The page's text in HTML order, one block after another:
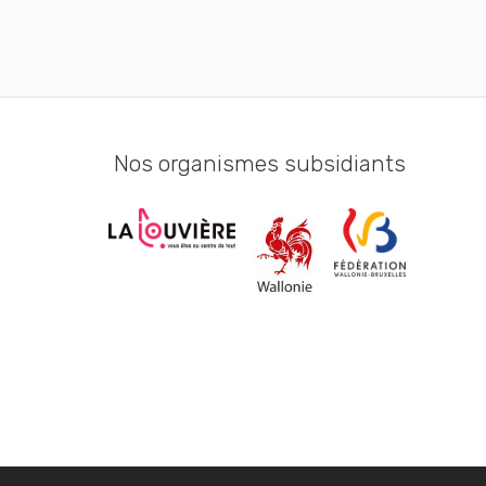
Nos organismes subsidiants